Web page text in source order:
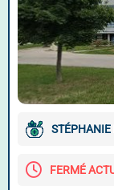
STÉPHANIE
FERMÉ